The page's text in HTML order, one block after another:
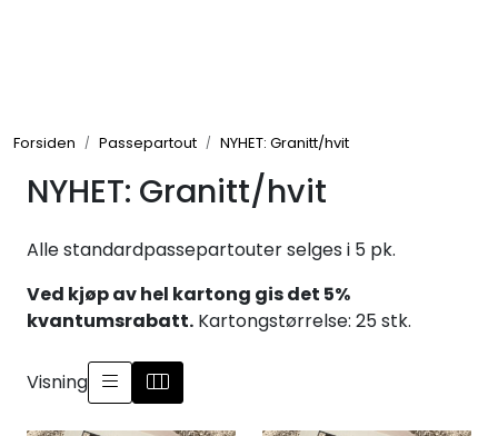
Forsiden Passepartout NYHET: Granitt/hvit
NYHET: Granitt/hvit
Alle standardpassepartouter selges i 5 pk.
Ved kjøp av hel kartong gis det 5%
kvantumsrabatt. Kartongstørrelse: 25 stk.
Visning
Passepartout
Glass art